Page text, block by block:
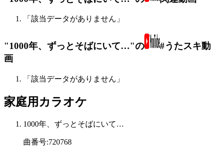
「該当データがありません」
"1000年、ずっとそばにいて…"の
#うたスキ動
画
「該当データがありません」
家庭用カラオケ
1000年、ずっとそばにいて…
曲番号:720768